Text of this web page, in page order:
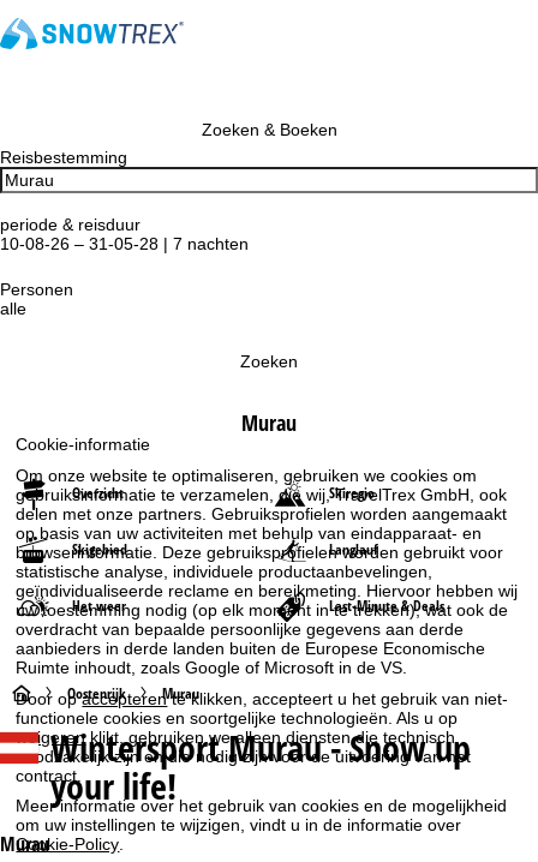
Cookie-informatie
Om onze website te optimaliseren, gebruiken we cookies om
gebruiksinformatie te verzamelen, die wij, TravelTrex GmbH, ook
delen met onze partners. Gebruiksprofielen worden aangemaakt
op basis van uw activiteiten met behulp van eindapparaat- en
browserinformatie. Deze gebruiksprofielen worden gebruikt voor
statistische analyse, individuele productaanbevelingen,
geïndividualiseerde reclame en bereikmeting. Hiervoor hebben wij
uw toestemming nodig (op elk moment in te trekken), wat ook de
overdracht van bepaalde persoonlijke gegevens aan derde
aanbieders in derde landen buiten de Europese Economische
Ruimte inhoudt, zoals Google of Microsoft in de VS.
Door opaccepterente klikken, accepteert u het gebruik van niet-
functionele cookies en soortgelijke technologieën. Als u op
weigerenklikt, gebruiken we alleen diensten die technisch
noodzakelijk zijn en die nodig zijn voor de uitvoering van het
contract.
Meer informatie over het gebruik van cookies en de mogelijkheid
om uw instellingen te wijzigen, vindt u in de informatie over
Cookie-Policy
Zoeken & Boeken
Reisbestemming
periode & reisduur
10-08-26 – 31-05-28 | 7 nachten
Personen
alle
Zoeken
Murau
Overzicht Skiregio
Skigebied Langlauf
Het weer Last-Minute & Deals
S
t
r
Oostenrijk Murau
WintersportMurau - Snow up
your life!
Murau